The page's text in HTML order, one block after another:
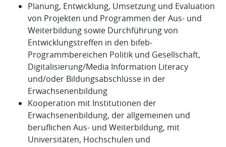
Planung, Entwicklung, Umsetzung und Evaluation
von Projekten und Programmen der Aus- und
Weiterbildung sowie Durchführung von
Entwicklungstreffen in den bifeb-
Programmbereichen Politik und Gesellschaft,
Digitalisierung/Media Information Literacy
und/oder Bildungsabschlüsse in der
Erwachsenenbildung
Kooperation mit Institutionen der
Erwachsenenbildung, der allgemeinen und
beruflichen Aus- und Weiterbildung, mit
Universitäten, Hochschulen und